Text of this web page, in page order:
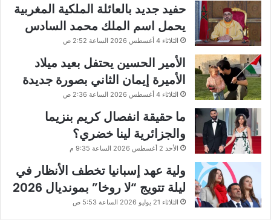
حفيد جديد بالعائلة الملكية المغربية
يحمل اسم الملك محمد السادس
الثلاثاء 4 أغسطس 2026 الساعة 2:52 ص
الأمير الحسين يحتفل بعيد ميلاد
الأميرة إيمان الثاني بصورة جديدة
الثلاثاء 4 أغسطس 2026 الساعة 2:36 ص
ما حقيقة انفصال كريم بنزيما
والجزائرية لينا خضري؟
الأحد 2 أغسطس 2026 الساعة 9:35 م
ولية عهد إسبانيا تخطف الأنظار في
ليلة تتويج “لا روخا” بمونديال 2026
الثلاثاء 21 يوليو 2026 الساعة 5:53 ص